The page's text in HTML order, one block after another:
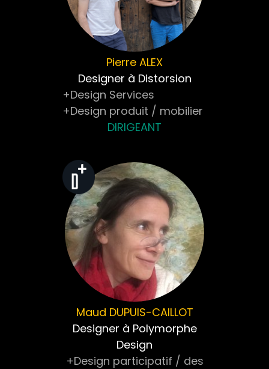
Pierre ALEX
Designer à Distorsion
+Design Services
+Design produit / mobilier
DIRIGEANT
Maud DUPUIS-CAILLOT
Designer à Polymorphe
Design
+Design participatif / des